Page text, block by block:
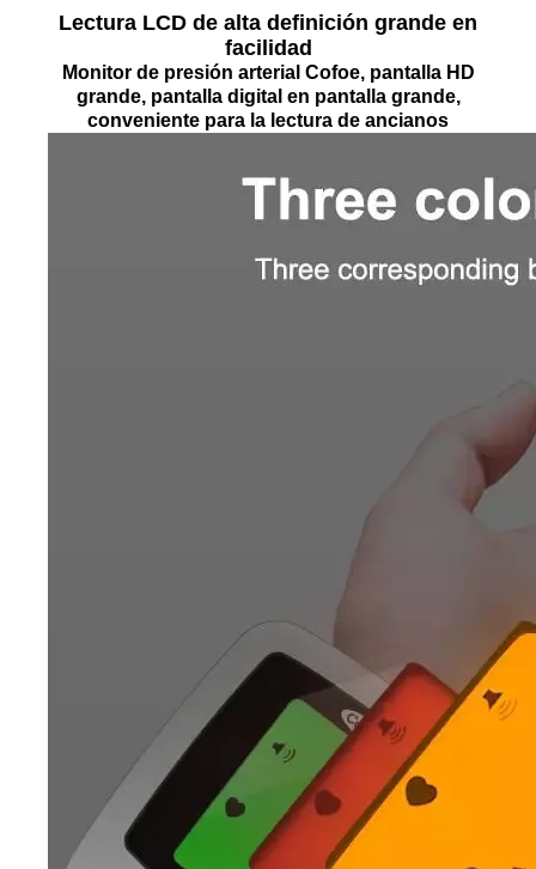
Lectura LCD de alta definición grande en
facilidad
Monitor de presión arterial Cofoe, pantalla HD
grande, pantalla digital en pantalla grande,
conveniente para la lectura de ancianos